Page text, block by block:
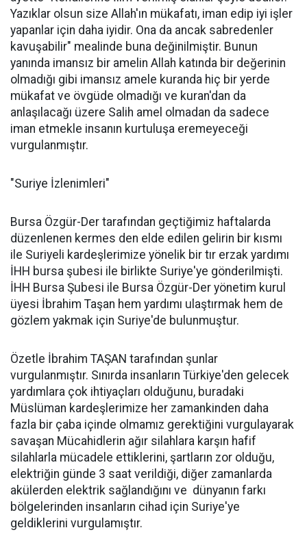
Yazıklar olsun size Allah'ın mükafatı, iman edip iyi işler
yapanlar için daha iyidir. Ona da ancak sabredenler
kavuşabilir" mealinde buna değinilmiştir. Bunun
yanında imansız bir amelin Allah katında bir değerinin
olmadığı gibi imansız amele kuranda hiç bir yerde
mükafat ve övgüde olmadığı ve kuran'dan da
anlaşılacağı üzere Salih amel olmadan da sadece
iman etmekle insanın kurtuluşa eremeyeceği
vurgulanmıştır.
"Suriye İzlenimleri"
Bursa Özgür-Der tarafından geçtiğimiz haftalarda
düzenlenen kermes den elde edilen gelirin bir kısmı
ile Suriyeli kardeşlerimize yönelik bir tır erzak yardımı
İHH bursa şubesi ile birlikte Suriye'ye gönderilmişti.
İHH Bursa Şubesi ile Bursa Özgür-Der yönetim kurul
üyesi İbrahim Taşan hem yardımı ulaştırmak hem de
gözlem yakmak için Suriye'de bulunmuştur.
Özetle İbrahim TAŞAN tarafından şunlar
vurgulanmıştır. Sınırda insanların Türkiye'den gelecek
yardımlara çok ihtiyaçları olduğunu, buradaki
Müslüman kardeşlerimize her zamankinden daha
fazla bir çaba içinde olmamız gerektiğini vurgulayarak
savaşan Mücahidlerin ağır silahlara karşın hafif
silahlarla mücadele ettiklerini, şartların zor olduğu,
elektriğin günde 3 saat verildiği, diğer zamanlarda
akülerden elektrik sağlandığını ve dünyanın farkı
bölgelerinden insanların cihad için Suriye'ye
geldiklerini vurgulamıştır.